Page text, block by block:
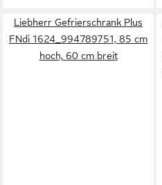
Liebherr Gefrierschrank Plus
FNdi 1624_994789751, 85 cm
hoch, 60 cm breit